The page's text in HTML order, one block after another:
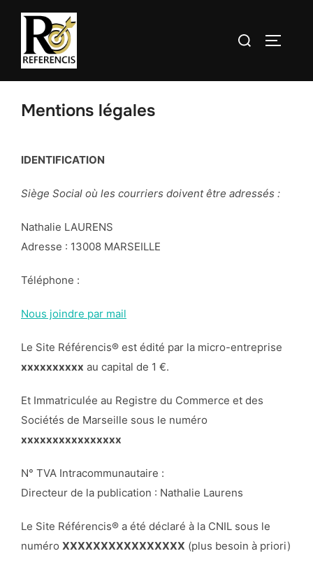
contenu
Rechercher :
Mentions légales
IDENTIFICATION
Siège Social où les courriers doivent être adressés :
Nathalie LAURENS
Adresse : 13008 MARSEILLE
Téléphone :
Nous joindre par mail
Le Site Référencis® est édité par la micro-entreprise
xxxxxxxxxx au capital de 1 €.
Et Immatriculée au Registre du Commerce et des
Sociétés de Marseille sous le numéro
xxxxxxxxxxxxxxxx
N° TVA Intracommunautaire :
Directeur de la publication : Nathalie Laurens
Le Site Référencis® a été déclaré à la CNIL sous le
numéro XXXXXXXXXXXXXXXX (plus besoin à priori)